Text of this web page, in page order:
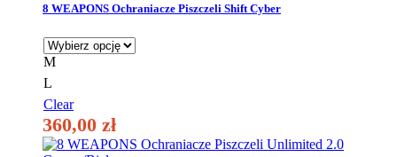
wariantów.
można
wybrać
8 WEAPONS Ochraniacze Piszczeli Shift Cyber
M
L
Clear
360,00 zł